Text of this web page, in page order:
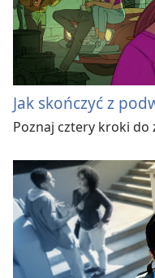
Jak skończyć z
Poznaj cztery kroki do